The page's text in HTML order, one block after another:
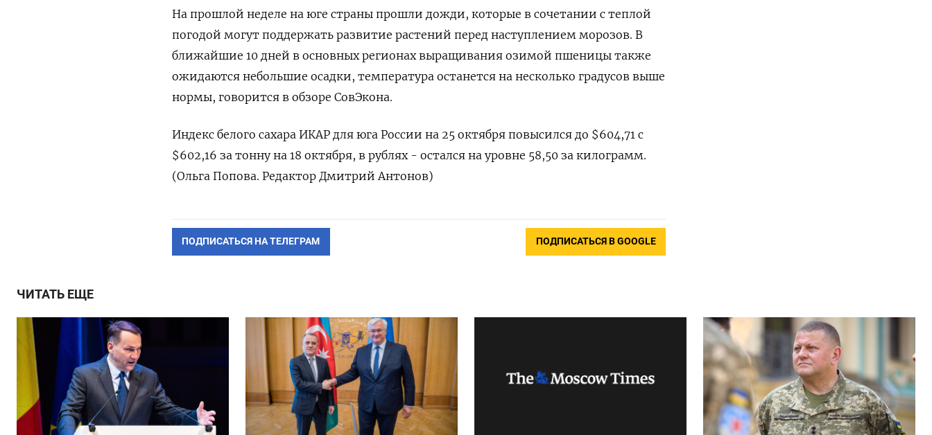
На прошлой неделе на юге страны прошли дожди, которые в сочетании с теплой
погодой могут поддержать развитие растений перед наступлением морозов. В
ближайшие 10 дней в основных регионах выращивания озимой пшеницы также
ожидаются небольшие осадки, температура останется на несколько градусов выше
нормы, говорится в обзоре СовЭкона.
Индекс белого сахара ИКАР для юга России на 25 октября повысился до $604,71 с
$602,16 за тонну на 18 октября, в рублях - остался на уровне 58,50 за килограмм.
(Ольга Попова. Редактор Дмитрий Антонов)
ПОДПИСАТЬСЯ НА ТЕЛЕГРАМ ПОДПИСАТЬСЯ В GOOGLE
ЧИТАТЬ ЕЩЕ